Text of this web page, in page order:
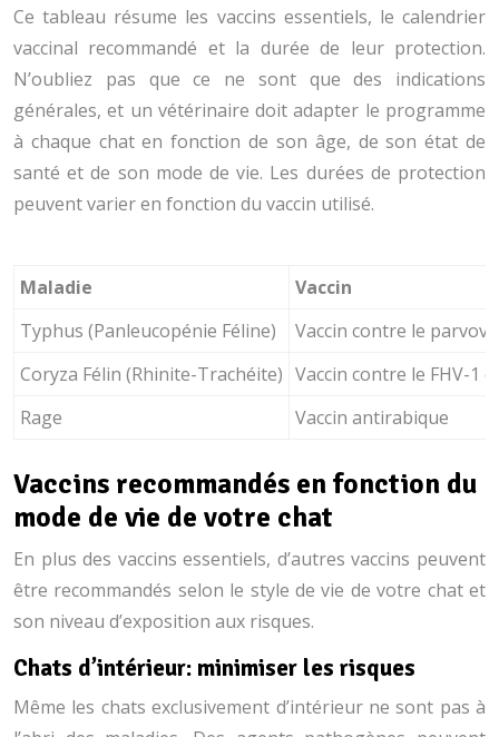
Ce tableau résume les vaccins essentiels, le calendrier
vaccinal recommandé et la durée de leur protection.
N’oubliez pas que ce ne sont que des indications
générales, et un vétérinaire doit adapter le programme
à chaque chat en fonction de son âge, de son état de
santé et de son mode de vie. Les durées de protection
peuvent varier en fonction du vaccin utilisé.
Maladie
Vaccin
Typhus (Panleucopénie Féline)
Vaccin contre le
Coryza Félin (Rhinite-Trachéite) Vaccin contre le FHV-1
Rage
Vaccin antirabique
Vaccins recommandés en fonction du
mode de vie de votre chat
En plus des vaccins essentiels, d’autres vaccins peuvent
être recommandés selon le style de vie de votre chat et
son niveau d’exposition aux risques.
Chats d’intérieur: minimiser les risques
Même les chats exclusivement d’intérieur ne sont pas à